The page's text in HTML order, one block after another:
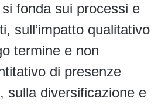
fonda sui processi e
sull’impatto qualitativo
termine e non
di presenze
sulla diversificazione e